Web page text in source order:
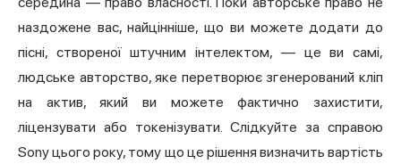
наздожене вас, найцінніше, що ви можете додати до
пісні, створеної штучним інтелектом, — це ви самі,
людське авторство, яке перетворює згенерований кліп
на актив, який ви можете фактично захистити,
ліцензувати або токенізувати. Слідкуйте за справою
Sony цього року, тому що це рішення визначить вартість